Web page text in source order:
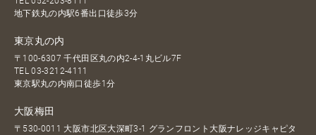
地下鉄丸の内駅6番出口徒歩3分
東京丸の内
〒100-6307 千代田区丸の内2-4-1丸ビル7F
TEL03-3212-4111
東京駅丸の内南口徒歩1分
大阪梅田
〒530-0011 大阪市北区大深町3-1 グランフロント大阪ナレッジキャピタ